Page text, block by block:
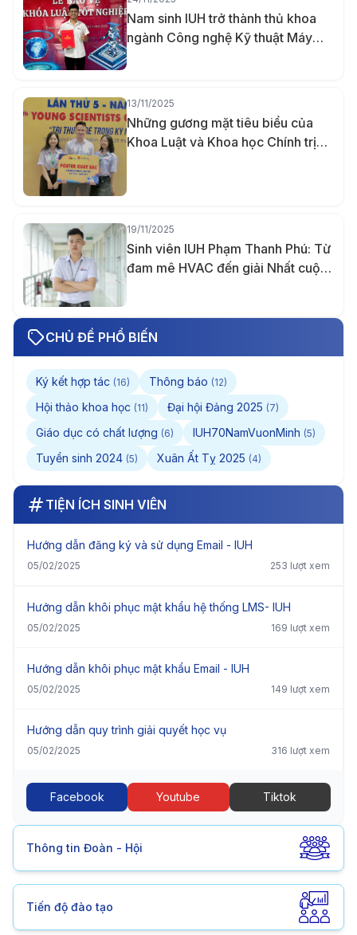
Nam sinh IUH trở thành thủ khoa
ngành Công nghệ Kỹ thuật Máy
tính nhờ khả năng ghi nhớ vượt trội
13/11/2025
Những gương mặt tiêu biểu của
Khoa Luật và Khoa học Chính trị
19/11/2025
Sinh viên IUH Phạm Thanh Phú: Từ
đam mê HVAC đến giải Nhất cuộc
tấm bằng Giỏi trước hạn
CHỦ ĐỀ PHỔ BIẾN
Ký kết hợp tác (16) Thông báo (12)
Hội thảo khoa học (11) Đại hội Đảng 2025 (7)
Giáo dục có chất lượng (6) IUH70NamVuonMinh (5)
Tuyển sinh 2024 (5) Xuân Ất Tỵ 2025 (4)
TIỆN ÍCH SINH VIÊN
Hướng dẫn đăng ký và sử dụng Email - IUH
05/02/2025 253 lượt xem
Hướng dẫn khôi phục mật khẩu hệ thống LMS- IUH
05/02/2025 169 lượt xem
Hướng dẫn khôi phục mật khẩu Email - IUH
05/02/2025 149 lượt xem
Hướng dẫn quy trình giải quyết học vụ
05/02/2025 316 lượt xem
Facebook Youtube Tiktok
Thông tin Đoàn - Hội
Tiến độ đào tạo